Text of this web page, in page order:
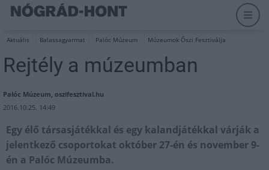
Aktuális Balassagyarmat Palóc Múzeum Múzeumok Őszi Fesztiválja
Rejtély a múzeumban
Palóc Múzeum, oszifesztival.hu
2016.10.25. 14:49
Egy élő társasjátékkal és egy kalandjátékkal várják a
jelentkező csoportokat október 27-én és november 9-
én a Palóc Múzeumba.